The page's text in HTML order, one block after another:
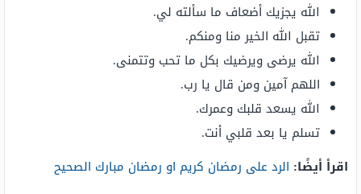
الله يجزيك أضعاف ما سألته لي.
تقبل الله الخير منا ومنكم.
الله يرضى ويرضيك بكل ما تحب وتتمنى.
اللهم آمين ومن قال يا رب.
الله يسعد قلبك وعمرك.
تسلم يا بعد قلبي أنت.
اقرأ أيضًا: الرد على رمضان كريم او رمضان مبارك الصحيح